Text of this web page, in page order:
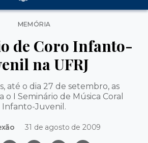
Categorias
MEMÓRIA
de Coro Infanto-
na UFRJ
até o dia 27 de setembro, as
o I Seminário de Música Coral
Infanto-Juvenil.
31 de agosto de 2009